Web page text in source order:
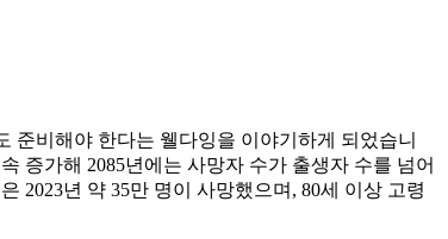
준비해야 한다는 웰다잉을 이야기하게 되었습니
증가해 2085년에는 사망자 수가 출생자 수를 넘어
2023년 약 35만 명이 사망했으며, 80세 이상 고령